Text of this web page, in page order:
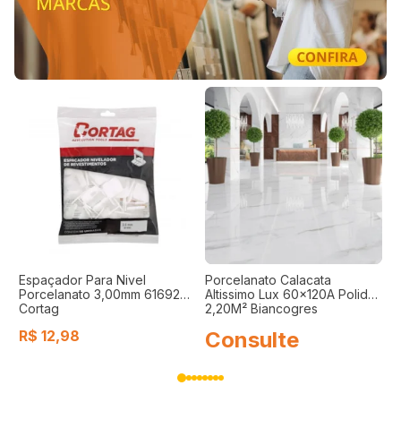
Espaçador Para Nivel
Porcelanato 3,00mm 61692
Cortag
R$ 12,98
Porcelanato Calacata
Altissimo Lux 60x120A Polido
2,20M² Biancogres